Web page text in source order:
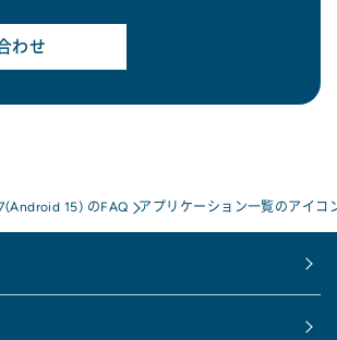
わせ
15) のFAQ アプリケーション一覧のアイコ